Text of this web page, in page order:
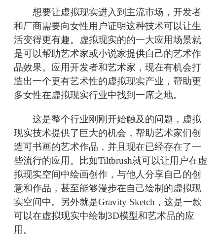
想要让虚拟现实进入到主流市场，开发者
和厂商需要向女性用户证明这种技术可以让生
活变得更有趣。虚拟现实的的一大应用场景就
是可以帮助艺术家或小说家提供自己的艺术作
品效果。应用开发者和艺术家，现在有机会打
造出一个更有艺术性的虚拟现实产业，帮助更
多女性在虚拟现实行业中找到一席之地。
这是整个行业刚刚开始触及的问题，虚拟
现实技术提供了巨大的机会，帮助艺术家们创
造可书画的艺术作品，并且现在已经存在了一
些流行的应用。比如Tiltbrush就可以让用户在虚
拟现实空间中绘画创作，与他人分享自己的创
意和作品，甚至能够漫步在自己绘制的虚拟现
实空间中。另外就是Gravity Sketch，这是一款
可以在虚拟现实中绘制3D模型和艺术品的应
用。